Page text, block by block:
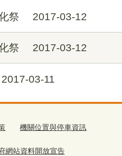
祭 2017-03-12
祭 2017-03-12
2017-03-11
機關位置與停車資訊
網站資料開放宣告